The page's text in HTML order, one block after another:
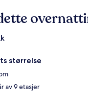
størrelse
av 9 etasjer